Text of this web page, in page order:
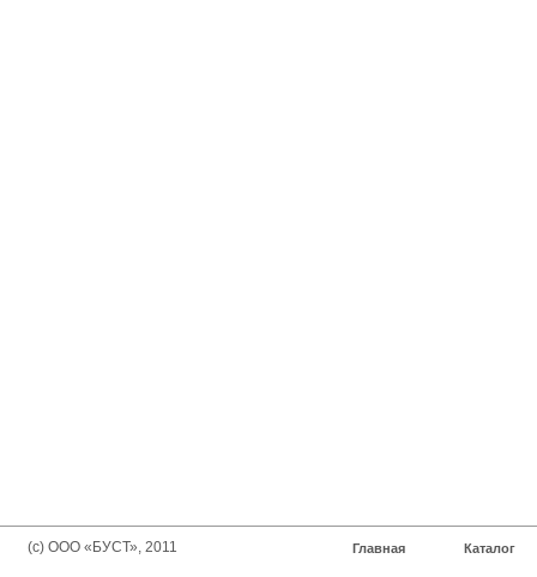
(с) ООО «БУСТ», 2011 Главная Каталог